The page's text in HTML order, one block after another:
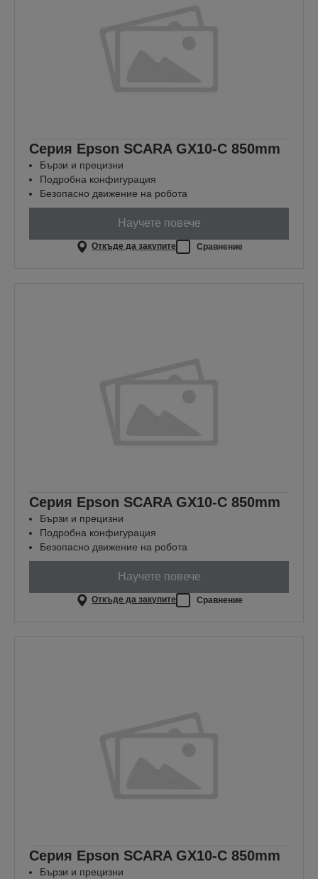
Серия Epson SCARA GX10-C 850mm
Бързи и прецизни
Подробна конфигурация
Безопасно движение на робота
Научете повече
Откъде да закупите Сравнение
Серия Epson SCARA GX10-C 850mm
Бързи и прецизни
Подробна конфигурация
Безопасно движение на робота
Научете повече
Откъде да закупите Сравнение
Серия Epson SCARA GX10-C 850mm
Бързи и прецизни